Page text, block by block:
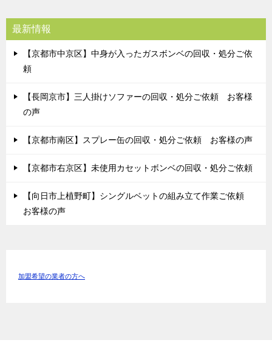
最新情報
【京都市中京区】中身が入ったガスボンベの回収・処分ご依
頼
【長岡京市】三人掛けソファーの回収・処分ご依頼 お客様
の声
【京都市南区】スプレー缶の回収・処分ご依頼 お客様の声
【京都市右京区】未使用カセットボンベの回収・処分ご依頼
【向日市上植野町】シングルベットの組み立て作業ご依頼
お客様の声
加盟希望の業者の方へ